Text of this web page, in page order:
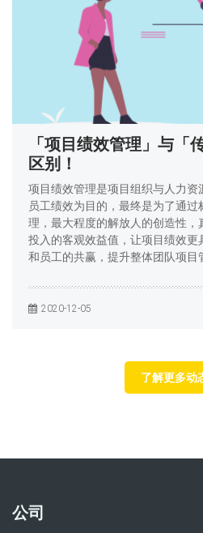
「项目绩效管理」与「
区别！
项目绩效管理是项目组织与人力资
员工绩效为目的，最终是为了通
理，最大程度的解放人的创造性，
投入的客观效益值，让项目绩效更
和员工的共赢，提升整体团队项目
2020-12-05
了解更多动
公司